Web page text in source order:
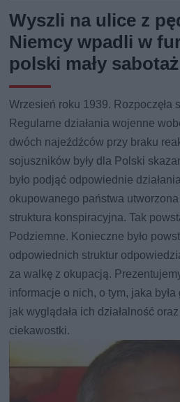
Wyszli na ulice z
Niemcy wpadli w
polski mały sabotaż
Wrzesień roku 1939. Rozpoczęła
Regularne działania wojenne
dwóch najeźdźców przy braku
sojuszników były dla Polski
było podjąć odpowiednie
okupowanego państwa
struktura konspiracyjna. Tak
Podziemne. Konieczne było
odpowiednich struktur
za walkę z okupacją.
informacje o nich, o tym, jaka
jak wyglądała ich działalność
ciekawostki.